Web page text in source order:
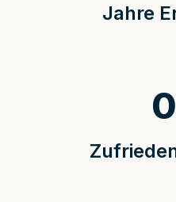
Jahre
0